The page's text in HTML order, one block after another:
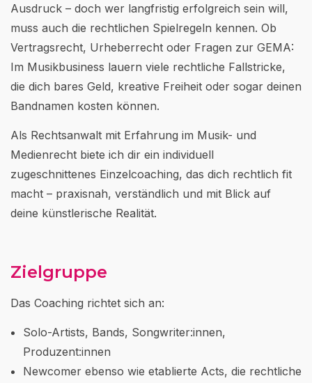
Ausdruck – doch wer langfristig erfolgreich sein will,
muss auch die rechtlichen Spielregeln kennen. Ob
Vertragsrecht, Urheberrecht oder Fragen zur GEMA:
Im Musikbusiness lauern viele rechtliche Fallstricke,
die dich bares Geld, kreative Freiheit oder sogar deinen
Bandnamen kosten können.
Als Rechtsanwalt mit Erfahrung im Musik- und
Medienrecht biete ich dir ein individuell
zugeschnittenes Einzelcoaching, das dich rechtlich fit
macht – praxisnah, verständlich und mit Blick auf
deine künstlerische Realität.
Zielgruppe
Das Coaching richtet sich an:
Solo-Artists, Bands, Songwriter:innen,
Produzent:innen
Newcomer ebenso wie etablierte Acts, die rechtliche